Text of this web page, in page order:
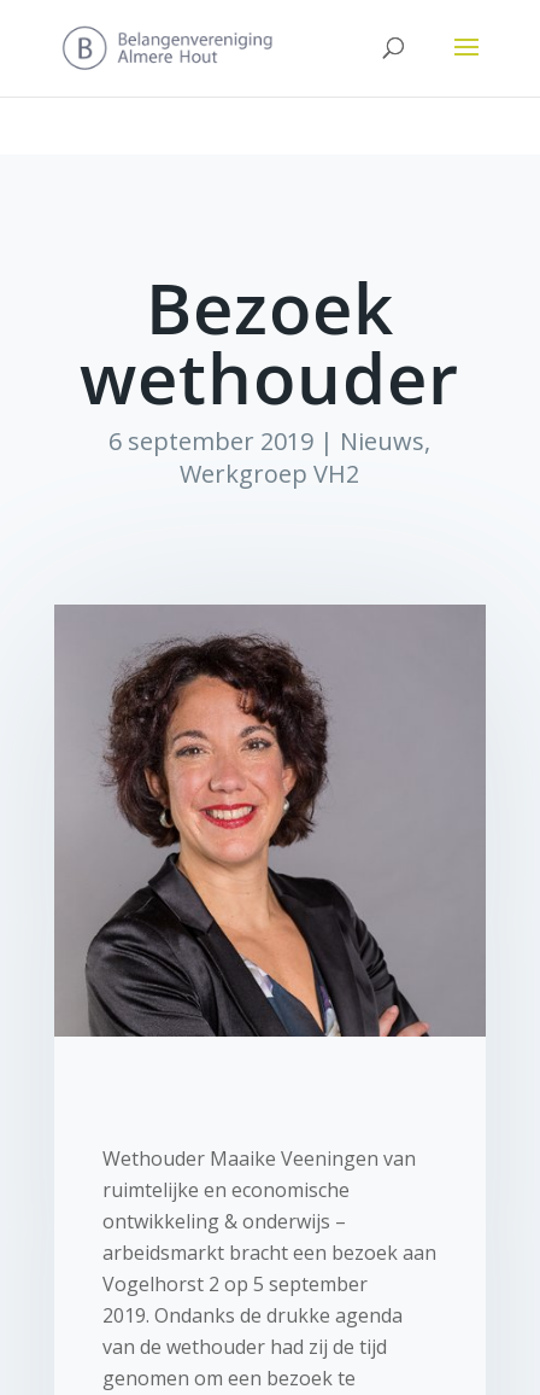
Bezoek
wethouder
6 september 2019 | Nieuws,
Werkgroep VH2
Wethouder Maaike Veeningen van
ruimtelijke en economische
ontwikkeling & onderwijs –
arbeidsmarkt bracht een bezoek aan
Vogelhorst 2 op 5 september
2019. Ondanks de drukke agenda
van de wethouder had zij de tijd
genomen om een bezoek te